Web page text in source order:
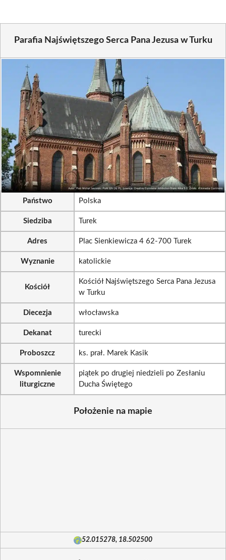
Parafia Najświętszego Serca Pana Jezusa w Turku
Państwo Polska
Siedziba Turek
Adres Plac Sienkiewicza 4 62-700 Turek
Wyznanie katolickie
Kościół
Kościół Najświętszego Serca Pana Jezusa
w Turku
Diecezja włocławska
Dekanat turecki
Proboszcz ks. prał. Marek Kasik
Wspomnienie
liturgiczne
piątek po drugiej niedzieli po Zesłaniu
Ducha Świętego
Położenie na mapie
52.015278, 18.502500